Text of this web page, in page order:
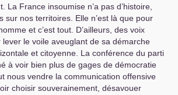
La France insoumise n’a pas d’histoire,
sur nos territoires. Elle n’est là que pour
et c’est tout. D’ailleurs, des voix
lever le voile aveuglant de sa démarche
et citoyenne. La conférence du parti
à voir bien plus de gages de démocratie
nous vendre la communication offensive
choisir souverainement, désavouer